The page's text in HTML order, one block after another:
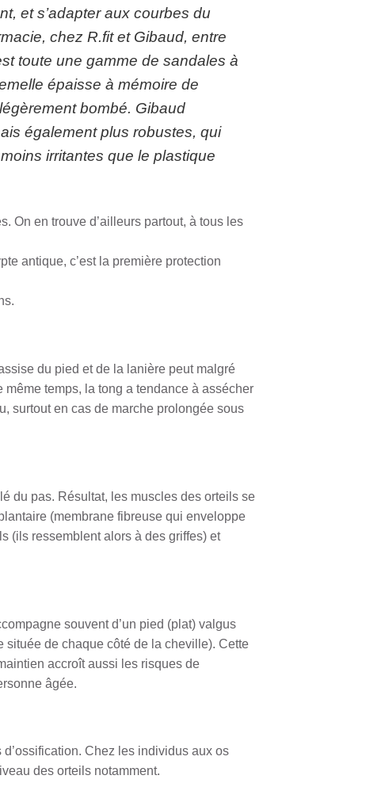
et s’adapter aux courbes du
chez R.fit et Gibaud, entre
toute une gamme de sandales à
épaisse à mémoire de
bombé. Gibaud
également plus robustes, qui
irritantes que le plastique
On en trouve d’ailleurs partout, à tous les
antique, c’est la première protection
du pied et de la lanière peut malgré
temps, la tong a tendance à assécher
surtout en cas de marche prolongée sous
du pas. Résultat, les muscles des orteils se
(membrane fibreuse qui enveloppe
(ils ressemblent alors à des griffes) et
souvent d’un pied (plat) valgus
située de chaque côté de la cheville). Cette
accroît aussi les risques de
âgée.
Chez les individus aux os
des orteils notamment.